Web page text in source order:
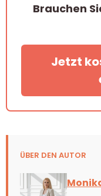
Brauchen
Jetzt
ÜBER DEN AUTOR